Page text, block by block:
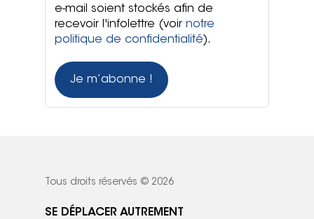
e-mail soient stockés afin de
recevoir l'infolettre (voir notre
politique de confidentialité).
Tous droits réservés © 2026
SE DÉPLACER AUTREMENT